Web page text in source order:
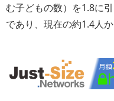
む子どもの数）を1.8に
であり、現在の約1.4人